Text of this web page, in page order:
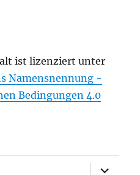
ist lizenziert unter
Namensnennung -
Bedingungen 4.0